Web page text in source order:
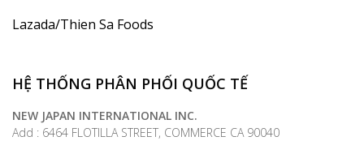
Lazada/Thien Sa Foods
HỆ THỐNG PHÂN PHỐI QUỐC TẾ
NEW JAPAN INTERNATIONAL INC.
Add : 6464 FLOTILLA STREET, COMMERCE CA 90040